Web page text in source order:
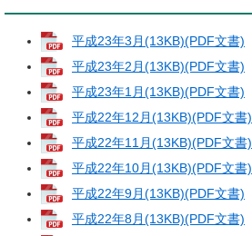
平成23年3月(13KB)(PDF文書)
平成23年2月(13KB)(PDF文書)
平成23年1月(13KB)(PDF文書)
平成22年12月(13KB)(PDF文書)
平成22年11月(13KB)(PDF文書)
平成22年10月(13KB)(PDF文書)
平成22年9月(13KB)(PDF文書)
平成22年8月(13KB)(PDF文書)